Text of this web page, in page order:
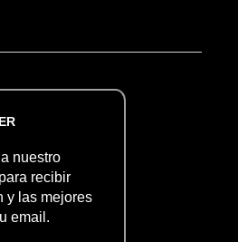
nuestro
recibir
y las mejores
email.